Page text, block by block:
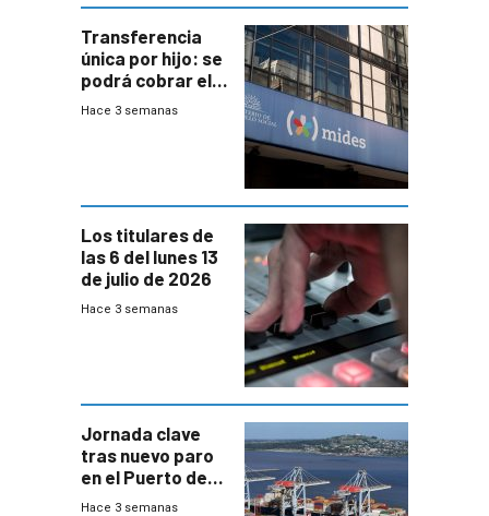
Transferencia
única por hijo: se
podrá cobrar el
100% en efectivo
Hace 3 semanas
Los titulares de
las 6 del lunes 13
de julio de 2026
Hace 3 semanas
Jornada clave
tras nuevo paro
en el Puerto de
Montevideo
Hace 3 semanas